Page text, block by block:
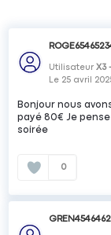
UtilisateurX3
Le 25 avril
Bonjour nous
payé 80€ Je
soirée
0